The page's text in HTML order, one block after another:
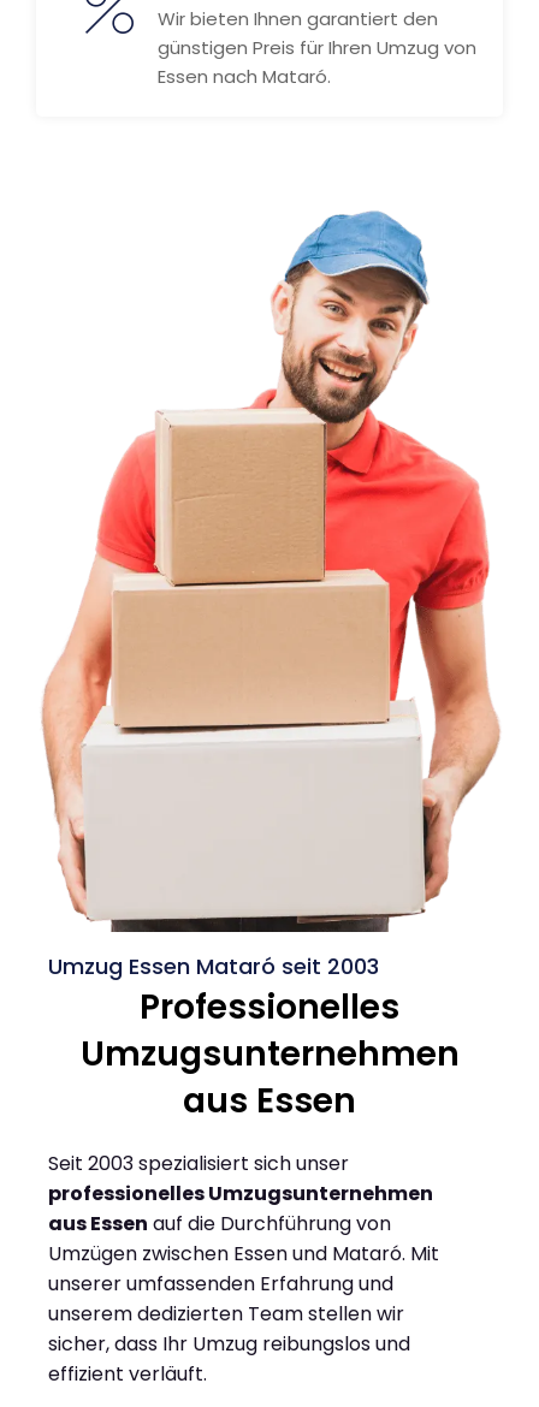
Wir bieten Ihnen garantiert den
günstigen Preis für Ihren Umzug von
Essen nach Mataró.
Umzug Essen Mataró seit 2003
Professionelles
Umzugsunternehmen
aus Essen
Seit 2003 spezialisiert sich unser
professionelles Umzugsunternehmen
aus Essen auf die Durchführung von
Umzügen zwischen Essen und Mataró. Mit
unserer umfassenden Erfahrung und
unserem dedizierten Team stellen wir
sicher, dass Ihr Umzug reibungslos und
effizient verläuft.